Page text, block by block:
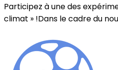
Participez à une des
climat » !Dans le cadre du